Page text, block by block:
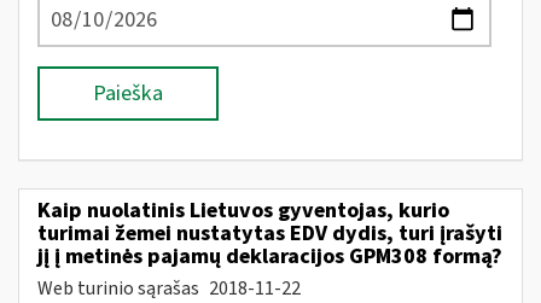
Paieška
Kaip nuolatinis Lietuvos gyventojas, kurio
turimai žemei nustatytas EDV dydis, turi įrašyti
jį į metinės pajamų deklaracijos GPM308 formą?
Web turinio sąrašas 2018-11-22